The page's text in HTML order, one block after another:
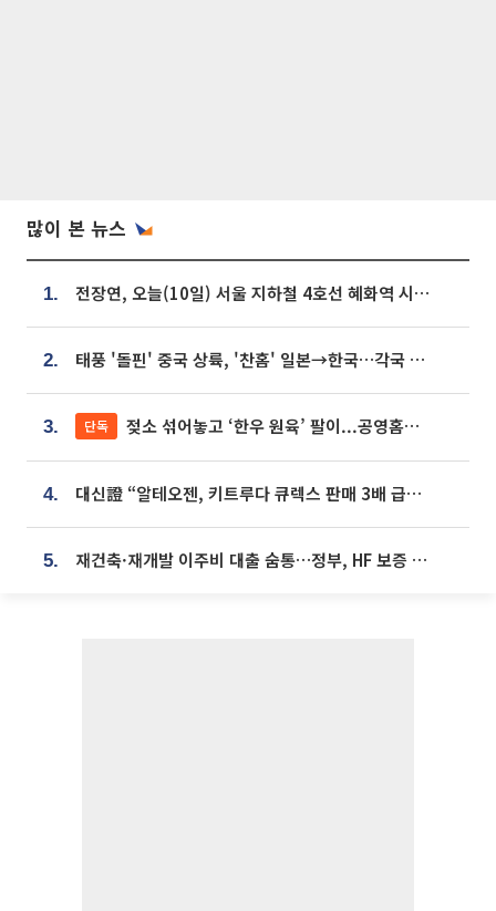
많이 본 뉴스
1. 전장연, 오늘(10일) 서울 지하철 4호선 혜화역 시위…1호선 용산역 무정차
2. 태풍 '돌핀' 중국 상륙, '찬홈' 일본→한국…각국 기상청 예상 경로는?
3. 단독 젖소 섞어놓고 ‘한우 원육’ 팔이...공영홈쇼핑 표기·검증 구멍
4. 대신證 “알테오젠, 키트루다 큐렉스 판매 3배 급증…목표가 41만원 상향”
5. 재건축·재개발 이주비 대출 숨통…정부, HF 보증 신설 추진